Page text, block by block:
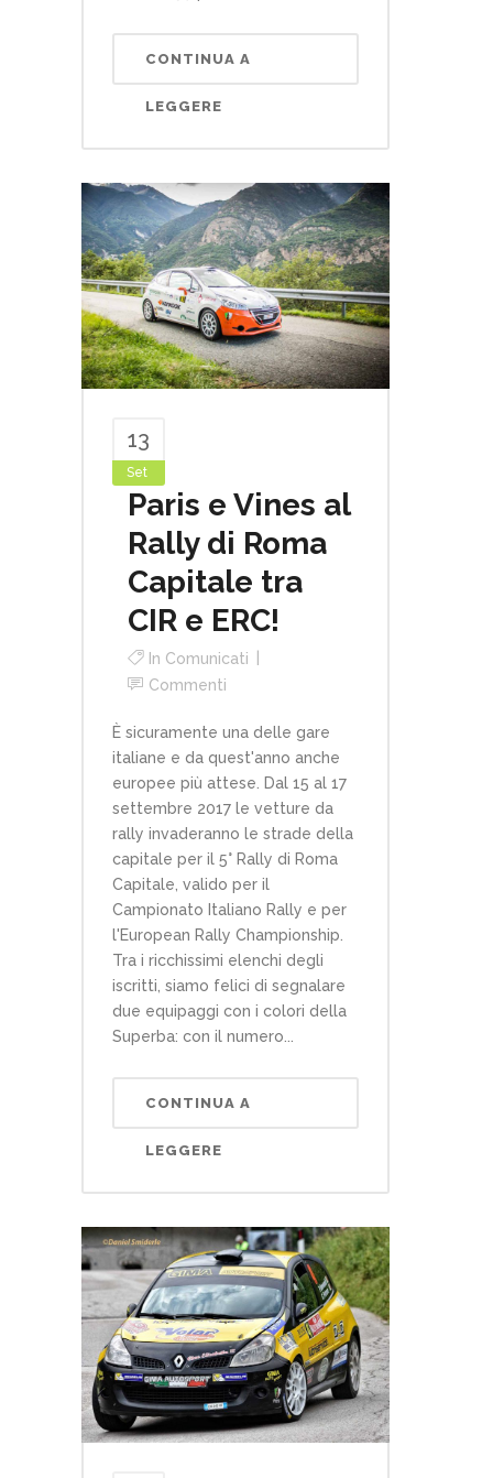
CONTINUA A
LEGGERE
13
Set
Paris e Vines al
Rally di Roma
Capitale tra
CIR e ERC!
In Comunicati
Commenti
È sicuramente una delle gare
italiane e da quest'anno anche
europee più attese. Dal 15 al 17
settembre 2017 le vetture da
rally invaderanno le strade della
capitale per il 5° Rally di Roma
Capitale, valido per il
Campionato Italiano Rally e per
l'European Rally Championship.
Tra i ricchissimi elenchi degli
iscritti, siamo felici di segnalare
due equipaggi con i colori della
Superba: con il numero...
CONTINUA A
LEGGERE